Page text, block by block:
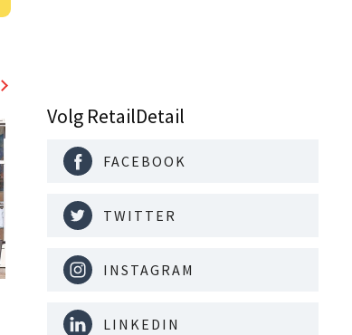
Volg RetailDetail
FACEBOOK
TWITTER
INSTAGRAM
LINKEDIN